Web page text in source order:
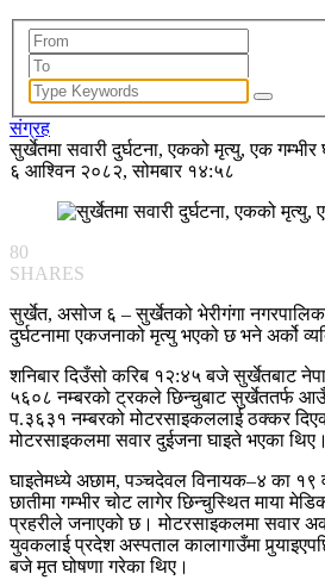
संग्रह
सुर्खेतमा सवारी दुर्घटना, एकको मृत्यु, एक गम्भीर
६ आश्विन २०८२, सोमबार १४:५८
80
SHARES
सुर्खेत, असोज ६ – सुर्खेतको भेरीगंगा
दुर्घटनामा एकजनाको मृत्यु भएको छ भने अर्को
शनिबार दिउँसो करिब १२:४५ बजे सुर्खेतबाट
५६०८ नम्बरको ट्रकले छिन्चुबाट सुर्खेततर्फ
प.३६३१ नम्बरको मोटरसाइकललाई ठक्कर
मोटरसाइकलमा सवार दुईजना घाइते भएका थिए।
घाइतेमध्ये अछाम, पञ्चदेवल विनायक–४ का १९
छातीमा गम्भीर चोट लागेर छिन्चुस्थित माया
प्रहरीले जनाएको छ। मोटरसाइकलमा सवार
युवकलाई प्रदेश अस्पताल कालागाउँमा
बजे मृत घोषणा गरेका थिए।